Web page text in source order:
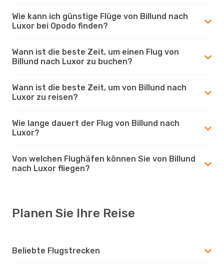
Wie kann ich günstige Flüge von Billund nach
Luxor bei Opodo finden?
Wann ist die beste Zeit, um einen Flug von
Billund nach Luxor zu buchen?
Wann ist die beste Zeit, um von Billund nach
Luxor zu reisen?
Wie lange dauert der Flug von Billund nach
Luxor?
Von welchen Flughäfen können Sie von Billund
nach Luxor fliegen?
Planen Sie Ihre Reise
Beliebte Flugstrecken